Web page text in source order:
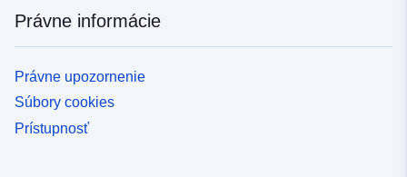
Právne informácie
Právne upozornenie
Súbory cookies
Prístupnosť